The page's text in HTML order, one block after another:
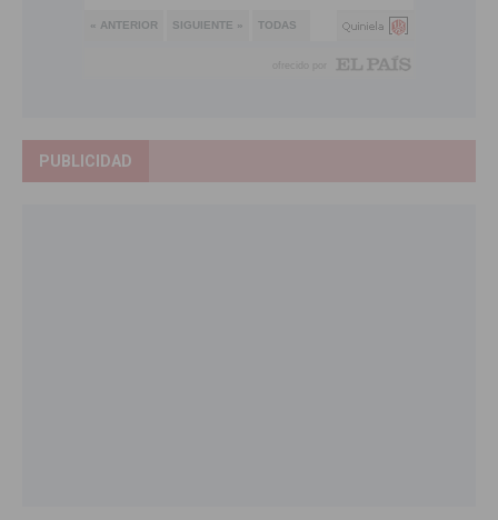
PUBLICIDAD